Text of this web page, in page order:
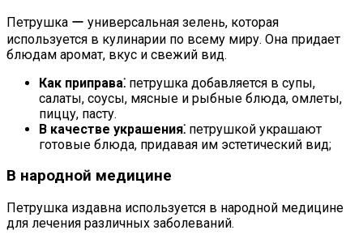
Петрушка ー универсальная зелень, которая
используется в кулинарии по всему миру. Она придает
блюдам аромат, вкус и свежий вид.
Как приправа⁚ петрушка добавляется в супы,
салаты, соусы, мясные и рыбные блюда, омлеты,
пиццу, пасту.
В качестве украшения⁚ петрушкой украшают
готовые блюда, придавая им эстетический вид;
В народной медицине
Петрушка издавна используется в народной медицине
для лечения различных заболеваний.